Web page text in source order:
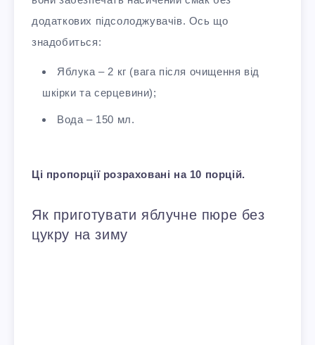
додаткових підсолоджувачів. Ось що
знадобиться:
Яблука – 2 кг (вага після очищення від
шкірки та серцевини);
Вода – 150 мл.
Ці пропорції розраховані на 10 порцій.
Як приготувати яблучне пюре без
цукру на зиму